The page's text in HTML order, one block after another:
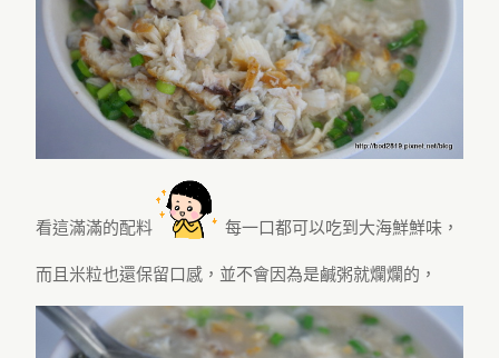
看這滿滿的配料 每一口都可以吃到大海鮮鮮味，
而且米粒也還保留口感，並不會因為是鹹粥就爛爛的，